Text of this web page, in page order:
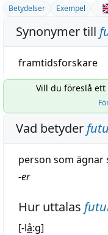
Betydelser Exempel
Synonymer till
framtidsforskare
Vill du föreslå
Vad betyder
person som ägnar
-er
Hur uttalas
[-lå:g]